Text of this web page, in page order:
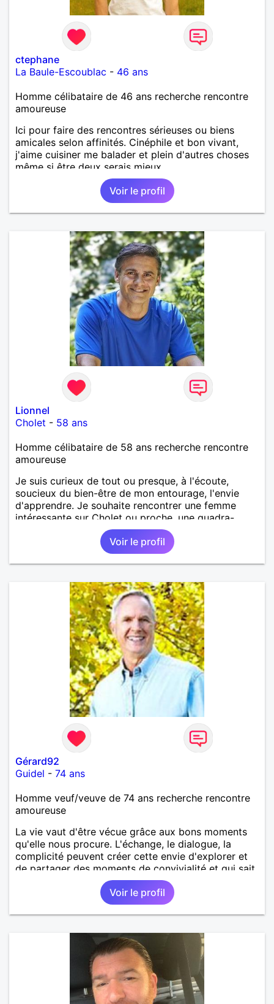
ctephane
La Baule-Escoublac - 46 ans
Homme célibataire de 46 ans recherche rencontre
amoureuse
Ici pour faire des rencontres sérieuses ou biens
amicales selon affinités. Cinéphile et bon vivant,
j'aime cuisiner me balader et plein d'autres choses
même si être deux serais mieux.
Voir le profil
Lionnel
Cholet - 58 ans
Homme célibataire de 58 ans recherche rencontre
amoureuse
Je suis curieux de tout ou presque, à l'écoute,
soucieux du bien-être de mon entourage, l'envie
d'apprendre. Je souhaite rencontrer une femme
intéressante sur Cholet ou proche, une quadra-
quinqua motivée à rendre la vie plus belle ensemble.
j'aime la musique, rire, le théâtre, la nature, rêver,
imaginer, cuisiner, etc.
Voir le profil
Gérard92
Guidel - 74 ans
Homme veuf/veuve de 74 ans recherche rencontre
amoureuse
La vie vaut d'être vécue grâce aux bons moments
qu'elle nous procure. L'échange, le dialogue, la
complicité peuvent créer cette envie d'explorer et
de partager des moments de convivialité et qui sait
par la suite ce que ça peut donner...
Voir le profil